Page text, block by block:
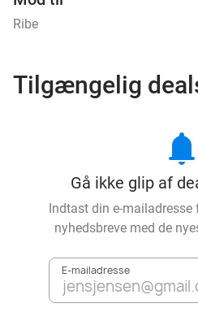
Ribe
Tilgængelig
notifications
Gå ikke glip af
Indtast din e-
nyhedsbreve med de
E-mailadresse